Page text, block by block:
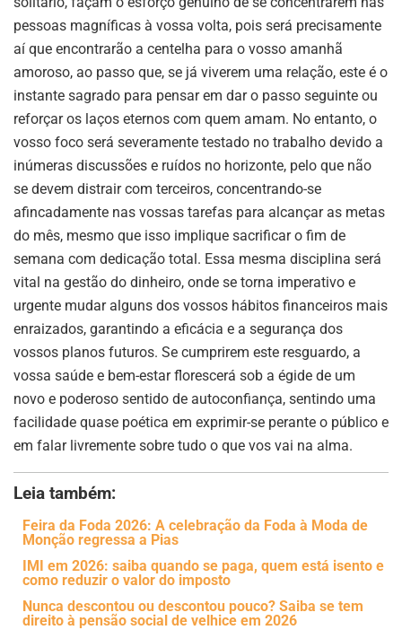
pessoas magníficas à vossa volta, pois será precisamente
aí que encontrarão a centelha para o vosso amanhã
amoroso, ao passo que, se já viverem uma relação, este é o
instante sagrado para pensar em dar o passo seguinte ou
reforçar os laços eternos com quem amam. No entanto, o
vosso foco será severamente testado no trabalho devido a
inúmeras discussões e ruídos no horizonte, pelo que não
se devem distrair com terceiros, concentrando-se
afincadamente nas vossas tarefas para alcançar as metas
do mês, mesmo que isso implique sacrificar o fim de
semana com dedicação total. Essa mesma disciplina será
vital na gestão do dinheiro, onde se torna imperativo e
urgente mudar alguns dos vossos hábitos financeiros mais
enraizados, garantindo a eficácia e a segurança dos
vossos planos futuros. Se cumprirem este resguardo, a
vossa saúde e bem-estar florescerá sob a égide de um
novo e poderoso sentido de autoconfiança, sentindo uma
facilidade quase poética em exprimir-se perante o público e
em falar livremente sobre tudo o que vos vai na alma.
Leia também:
Feira da Foda 2026: A celebração da Foda à Moda de
Monção regressa a Pias
IMI em 2026: saiba quando se paga, quem está isento e
como reduzir o valor do imposto
Nunca descontou ou descontou pouco? Saiba se tem
direito à pensão social de velhice em 2026